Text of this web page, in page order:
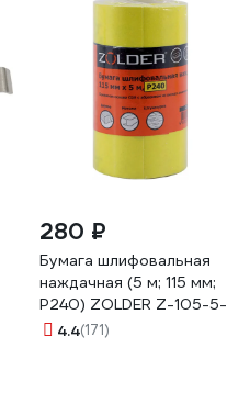
280 ₽
Бумага шлифовальная
наждачная (5 м; 115 мм;
Р240) ZOLDER Z-105-5-
2404.4(171)